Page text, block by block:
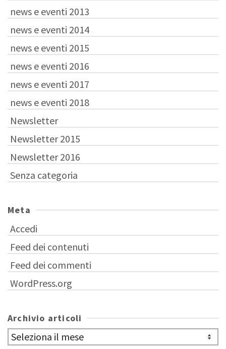
news e eventi 2013
news e eventi 2014
news e eventi 2015
news e eventi 2016
news e eventi 2017
news e eventi 2018
Newsletter
Newsletter 2015
Newsletter 2016
Senza categoria
Meta
Accedi
Feed dei contenuti
Feed dei commenti
WordPress.org
Archivio articoli
Archivio